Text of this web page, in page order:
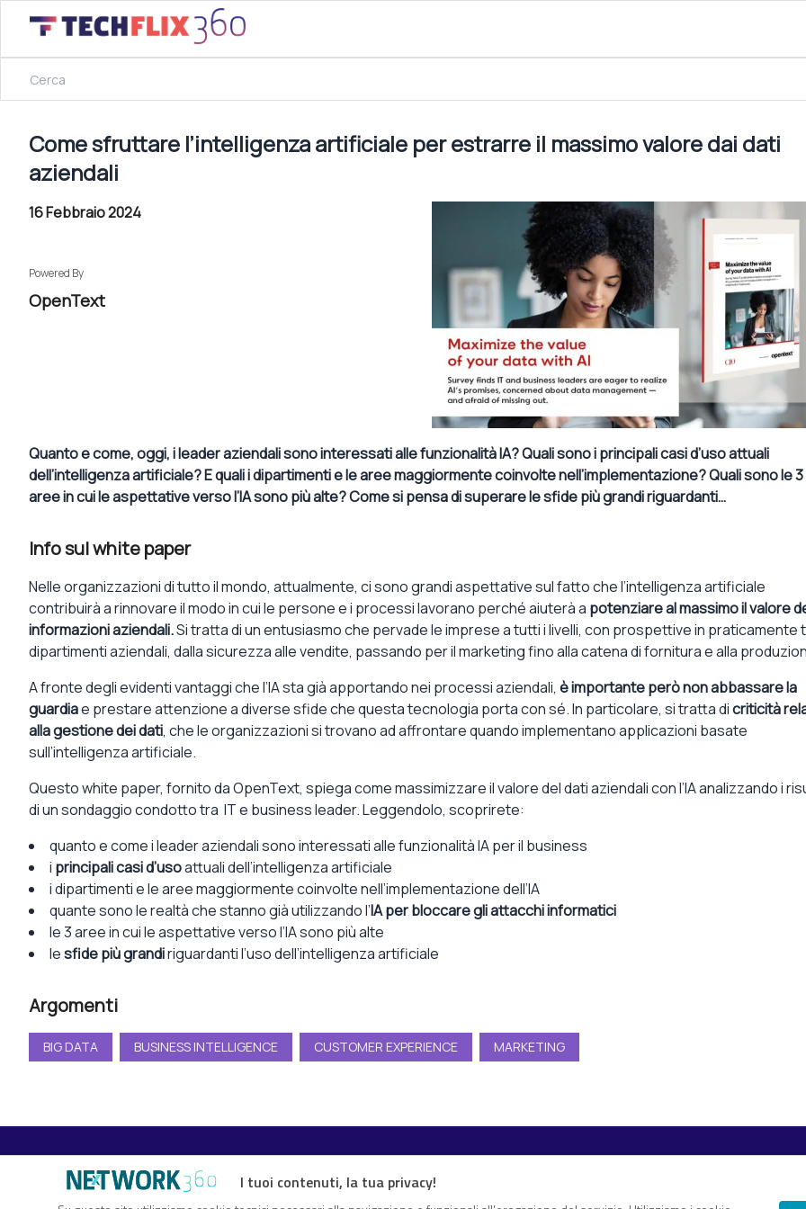
Come sfruttare l’intelligenza artificiale per estrarre il massimo valore dai dati aziendali
Come sfruttare l’intelligenza artificiale per estrarre il massimo valore dai dati
aziendali
16 Febbraio 2024
Powered By
OpenText
Quanto e come, oggi, i leader aziendali sono interessati alle funzionalità IA? Quali sono i principali casi d’uso attuali
dell’intelligenza artificiale? E quali i dipartimenti e le aree maggiormente coinvolte nell’implementazione? Quali sono le 3
aree in cui le aspettative verso l’IA sono più alte? Come si pensa di superare le sfide più grandi riguardanti…
Info sul white paper
Nelle organizzazioni di tutto il mondo, attualmente, ci sono grandi aspettative sul fatto che l’intelligenza artificiale
contribuirà a rinnovare il modo in cui le persone e i processi lavorano perché aiuterà a potenziare al massimo il valore
informazioni aziendali.Si tratta di un entusiasmo che pervade le imprese a tutti i livelli, con prospettive in praticamente
dipartimenti aziendali, dalla sicurezza alle vendite, passando per il marketing fino alla catena di fornitura e alla
A fronte degli evidenti vantaggi che l’IA sta già apportando nei processi aziendali, è importante però non abbassare la
guardiae prestare attenzione a diverse sfide che questa tecnologia porta con sé. In particolare, si tratta dicriticità
alla gestione dei dati, che le organizzazioni si trovano ad affrontare quando implementano applicazioni basate
sull’intelligenza artificiale.
Questo white paper, fornito da OpenText, spiega come massimizzare il valore del dati aziendali con l’IA analizzando i
di un sondaggio condotto tra IT e business leader. Leggendolo, scoprirete:
quanto e come i leader aziendali sono interessati alle funzionalità IA per il business
i principali casi d’usoattuali dell’intelligenza artificiale
i dipartimenti e le aree maggiormente coinvolte nell’implementazione dell’IA
quante sono le realtà che stanno già utilizzando l’IA per bloccare gli attacchi informatici
le 3 aree in cui le aspettative verso l’IA sono più alte
lesfide più grandiriguardanti l’uso dell’intelligenza artificiale
Argomenti
BIG DATA BUSINESS INTELLIGENCE CUSTOMER EXPERIENCE MARKETING
I tuoi contenuti, la tua privacy!